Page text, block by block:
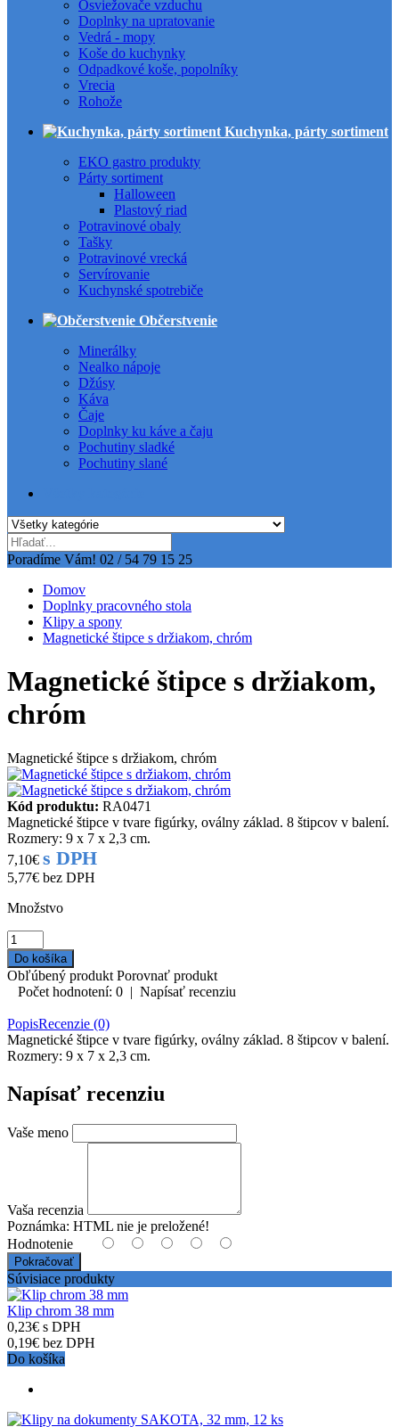
Osviežovače vzduchu
Doplnky na upratovanie
Vedrá - mopy
Koše do kuchynky
Odpadkové koše, popolníky
Vrecia
Rohože
Kuchynka, párty sortiment
EKO gastro produkty
Párty sortiment
Halloween
Plastový riad
Potravinové obaly
Tašky
Potravinové vrecká
Servírovanie
Kuchynské spotrebiče
Občerstvenie
Minerálky
Nealko nápoje
Džúsy
Káva
Čaje
Doplnky ku káve a čaju
Pochutiny sladké
Pochutiny slané
Poradíme Vám! 02 / 54 79 15 25
Domov
Doplnky pracovného stola
Klipy a spony
Magnetické štipce s držiakom, chróm
Magnetické štipce s držiakom,
chróm
Magnetické štipce s držiakom, chróm
Kód produktu: RA0471
Magnetické štipce v tvare figúrky, oválny základ. 8 štipcov v balení.
Rozmery: 9 x 7 x 2,3 cm.
7,10€ s DPH
5,77€ bez DPH
Množstvo
Obľúbený produkt Porovnať produkt
Počet hodnotení: 0 | Napísať recenziu
PopisRecenzie (0)
Magnetické štipce v tvare figúrky, oválny základ. 8 štipcov v balení.
Rozmery: 9 x 7 x 2,3 cm.
Napísať recenziu
Vaše meno
Vaša recenzia
Poznámka: HTML nie je preložené!
Hodnotenie
Pokračovať
Súvisiace produkty
Klip chrom 38 mm
0,23€ s DPH
0,19€ bez DPH
Do košíka